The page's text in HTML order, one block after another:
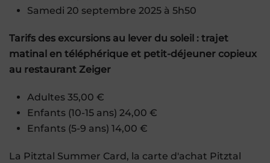
Samedi 20 septembre 2025 à 5h50
Tarifs des excursions au lever du soleil : trajet
matinal en téléphérique et petit-déjeuner copieux
au restaurant Zeiger
Adultes 35,00 €
Enfants (10-15 ans) 24,00 €
Enfants (5-9 ans) 14,00 €
La Pitztal Summer Card, la carte d'achat Pitztal